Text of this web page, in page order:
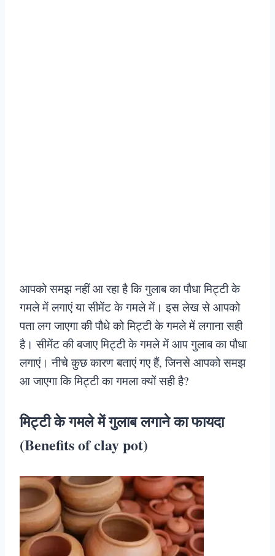
आपको समझ नहीं आ रहा है कि गुलाब का पौधा मिट्टी के
गमले में लगाएं या सीमेंट के गमले में। इस लेख से आपको
पता लग जाएगा की पौधे को मिट्टी के गमले में लगाना सही
है। सीमेंट की बजाए मिट्टी के गमले में आप गुलाब का पौधा
लगाएं। नीचे कुछ कारण बताएं गए हैं, जिनसे आपको समझ
आ जाएगा कि मिट्टी का गमला क्यों सही है?
मिट्टी के गमले में गुलाब लगाने का फायदा
(Benefits of clay pot)